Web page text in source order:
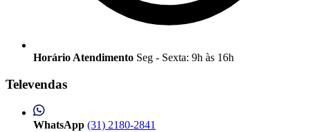
Horário Atendimento Seg - Sexta: 9h às 16h
Televendas
WhatsApp (31) 2180-2841